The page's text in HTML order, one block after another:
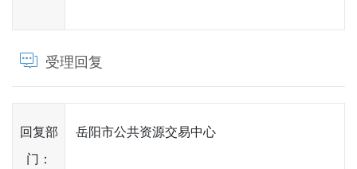
受理回复
回复部
门：
岳阳市公共资源交易中心